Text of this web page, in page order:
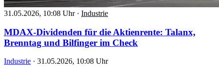
31.05.2026, 10:08 Uhr · Industrie
MDAX-Dividenden für die Aktienrente: Talanx,
Brenntag und Bilfinger im Check
Industrie · 31.05.2026, 10:08 Uhr